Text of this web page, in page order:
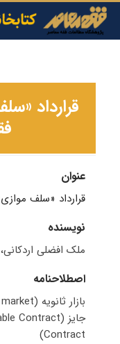
قرارداد
عنوان
قرارداد «سلف
نویسنده
ملک افضلی
اصطلاحنامه
بازار ثانویه (Secondary market)
جایز (Revocable Contract)
Contract)